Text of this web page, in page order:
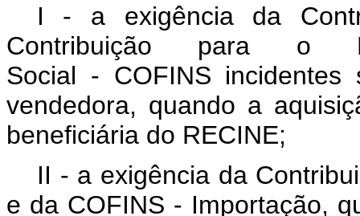
I - a exigência da
Contribuição para o
Social - COFINS
vendedora, quando a
beneficiária do RECINE;
II - a exigência da
e da COFINS - Importação,